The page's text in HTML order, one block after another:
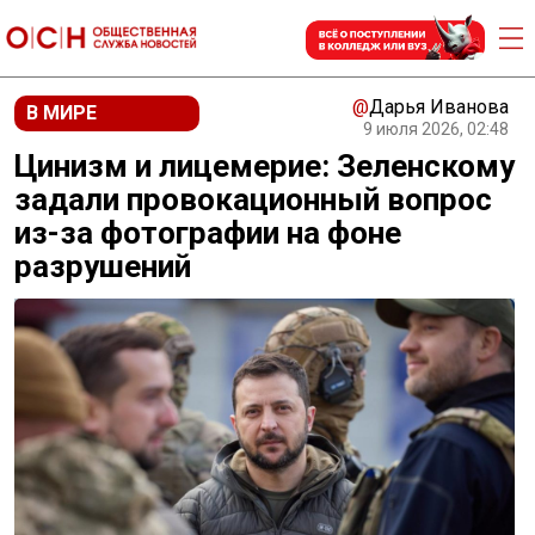
В МИРЕ @Дарья Иванова
9 июля 2026, 02:48
Цинизм и лицемерие: Зеленскому
задали провокационный вопрос
из-за фотографии на фоне
разрушений